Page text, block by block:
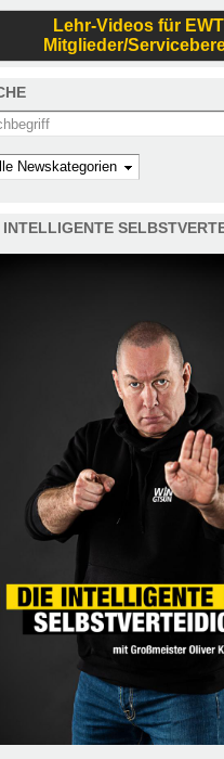
Lehr-Videos für
Mitglieder/
this site
INTELLIGENTE